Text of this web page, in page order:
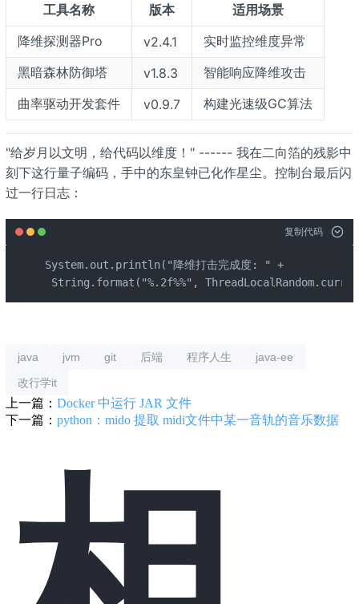
工具名称 版本
适用场景
降维探测器Pro
v2.4.1
实时监控维度异常
黑暗森林防御塔
v1.8.3
智能响应降维攻击
曲率驱动开发套件
v0.9.7 构建光速级GC算法
"给岁月以文明，给代码以维度！" ------ 我在二向箔的残影中
刻下这行量子编码，手中的东皇钟已化作星尘。控制台最后闪
过一行日志：
复制代码
System.out.println("降维打击完成度: " +
String.format("%.2f%%",
java jvm git 后端 程序人生
java-ee
改行学it
上一篇： Docker 中运行 JAR 文件
下一篇： python：mido 提取 midi文件中某一音轨的音乐数据